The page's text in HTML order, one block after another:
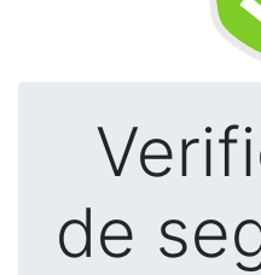
de